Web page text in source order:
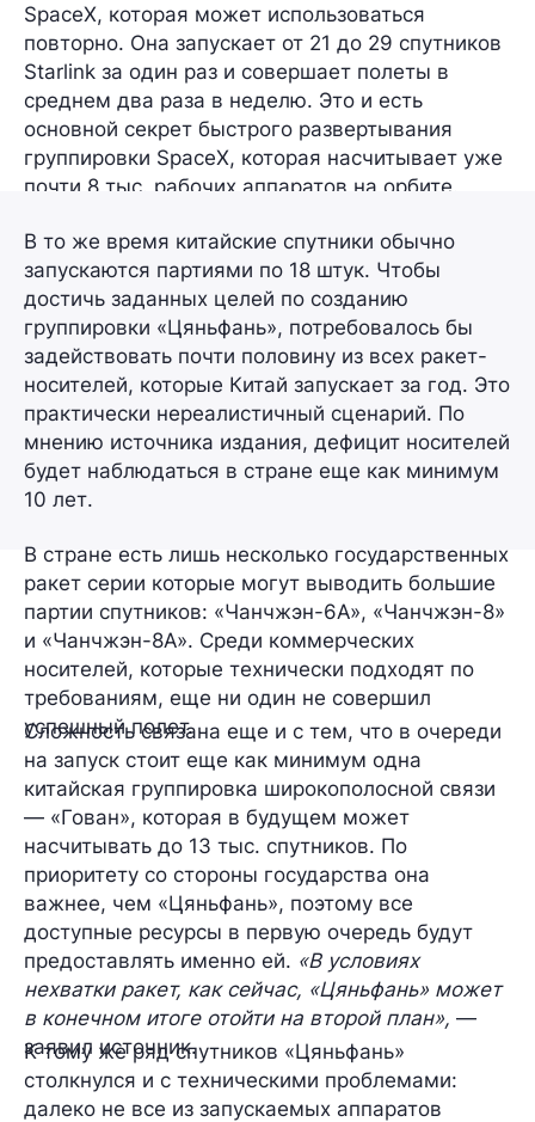
SpaceX, которая может использоваться
повторно. Она запускает от 21 до 29 спутников
Starlink за один раз и совершает полеты в
среднем два раза в неделю. Это и есть
основной секрет быстрого развертывания
группировки SpaceX, которая насчитывает уже
почти 8 тыс. рабочих аппаратов на орбите.
В то же время китайские спутники обычно
запускаются партиями по 18 штук. Чтобы
достичь заданных целей по созданию
группировки «Цяньфань», потребовалось бы
задействовать почти половину из всех ракет-
носителей, которые Китай запускает за год. Это
практически нереалистичный сценарий. По
мнению источника издания, дефицит носителей
будет наблюдаться в стране еще как минимум
10 лет.
В стране есть лишь несколько государственных
ракет серии которые могут выводить большие
партии спутников: «Чанчжэн-6А», «Чанчжэн-8»
и «Чанчжэн-8А». Среди коммерческих
носителей, которые технически подходят по
требованиям, еще ни один не совершил
успешный полет.
Сложность связана еще и с тем, что в очереди
на запуск стоит еще как минимум одна
китайская группировка широкополосной связи
— «Гован», которая в будущем может
насчитывать до 13 тыс. спутников. По
приоритету со стороны государства она
важнее, чем «Цяньфань», поэтому все
доступные ресурсы в первую очередь будут
предоставлять именно ей. «В условиях
нехватки ракет, как сейчас, «Цяньфань» может
в конечном итоге отойти на второй план», —
заявил источник.
К тому же ряд спутников «Цяньфань»
столкнулся и с техническими проблемами:
далеко не все из запускаемых аппаратов